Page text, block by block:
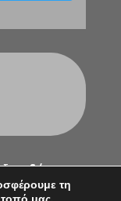
εδώ
τη